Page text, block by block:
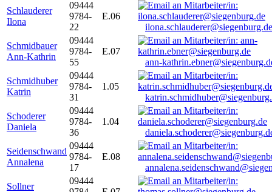
Schlauderer
Ilona
09444
9784-
22
E.06
ilona.schlauderer@siegenburg.de
Schmidbauer
Ann-Kathrin
09444
9784-
55
E.07
ann-
Schmidhuber
Katrin
09444
9784-
31
1.05
Schoderer
Daniela
09444
9784-
36
1.04
Seidenschwand
Annalena
09444
9784-
17
E.08
Sollner
09444